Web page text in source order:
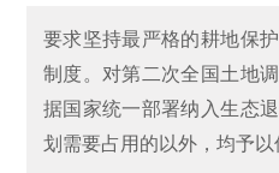
要求坚持最严格的耕地保
制度。对第二次全国土地
据国家统一部署纳入生态
划需要占用的以外，均予以